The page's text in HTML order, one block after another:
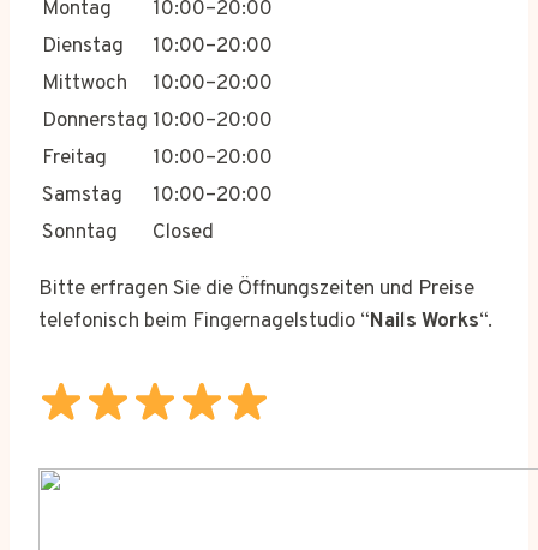
Montag
10:00–20:00
Dienstag
10:00–20:00
Mittwoch
10:00–20:00
Donnerstag 10:00–20:00
Freitag
10:00–20:00
Samstag
10:00–20:00
Sonntag
Closed
Bitte erfragen Sie die Öffnungszeiten und Preise
telefonisch beim Fingernagelstudio “Nails Works“.